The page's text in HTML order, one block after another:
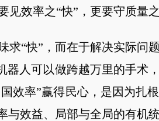
效率之“快”，更要守质量之
“快”，而在于解决实际问
器人可以做跨越万里的手术
效率”赢得民心，是因为扎
与效益、局部与全局的有机统